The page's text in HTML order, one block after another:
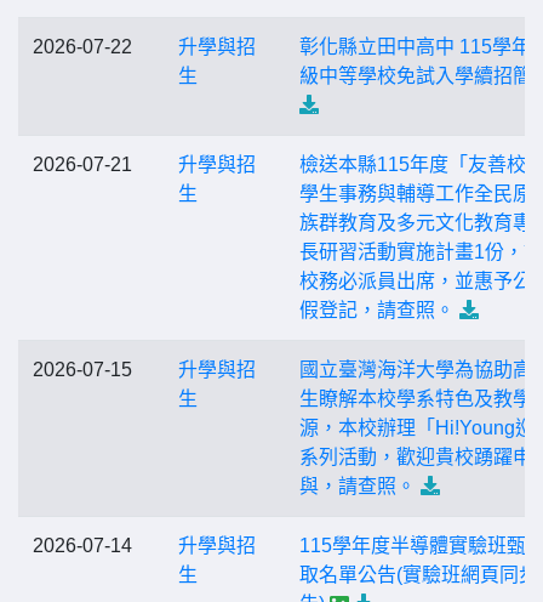
2026-07-22
升學與招
生
彰化縣立田中高中 115學年
級中等學校免試入學續招簡
2026-07-21
升學與招
生
檢送本縣115年度「友善校
學生事務與輔導工作全民原
族群教育及多元文化教育專
長研習活動實施計畫1份，
校務必派員出席，並惠予公(
假登記，請查照。
2026-07-15
升學與招
生
國立臺灣海洋大學為協助高
生瞭解本校學系特色及教學
源，本校辦理「Hi!Young巡
系列活動，歡迎貴校踴躍申
與，請查照。
2026-07-14
升學與招
生
115學年度半導體實驗班甄
取名單公告(實驗班網頁同步